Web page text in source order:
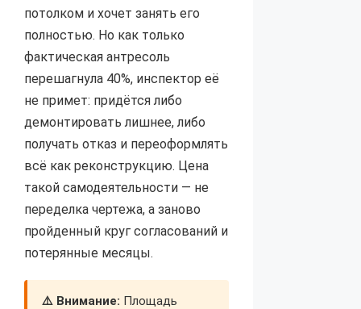
потолком и хочет занять его
полностью. Но как только
фактическая антресоль
перешагнула 40%, инспектор её
не примет: придётся либо
демонтировать лишнее, либо
получать отказ и переоформлять
всё как реконструкцию. Цена
такой самодеятельности — не
переделка чертежа, а заново
пройденный круг согласований и
потерянные месяцы.
⚠️ Внимание: Площадь